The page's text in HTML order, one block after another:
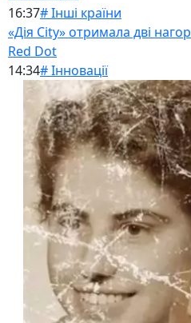
16:37# Інші країни
«Дія City» отримала дві
Red Dot
14:34# Інновації